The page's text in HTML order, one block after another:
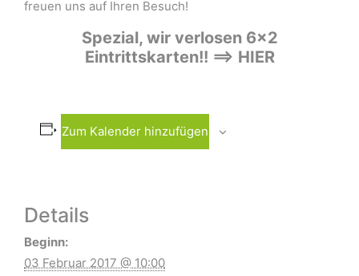
freuen uns auf Ihren Besuch!
Spezial, wir verlosen 6×2
Eintrittskarten!! ==> HIER
Zum Kalender hinzufügen
Details
Beginn:
03 Februar 2017 @ 10:00